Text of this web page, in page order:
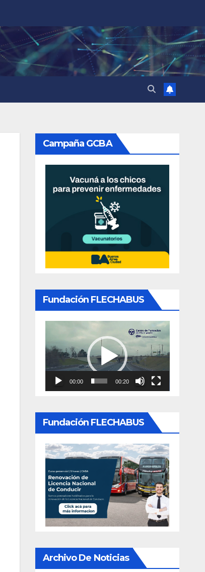
Campaña GCBA
Fundación FLECHABUS
de
video
00:00 00:20
Fundación FLECHABUS
Archivo De Noticias